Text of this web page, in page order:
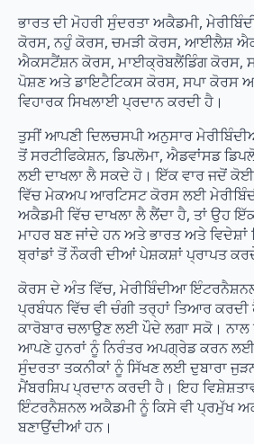
ਭਾਰਤ ਦੀ ਮੋਹਰੀ ਸੁੰਦਰਤਾ ਅਕੈਡਮੀ,
ਕੋਰਸ, ਨਹੁੰ ਕੋਰਸ, ਚਮੜੀ ਕੋਰਸ, ਆਈਲੈਸ਼
ਐਕਸਟੈਂਸ਼ਨ ਕੋਰਸ, ਮਾਈਕ੍ਰੋਬਲੈਂਡਿੰਗ ਕੋਰਸ,
ਪੋਸ਼ਣ ਅਤੇ ਡਾਇਟੈਟਿਕਸ ਕੋਰਸ, ਸਪਾ ਕੋਰਸ
ਵਿਹਾਰਕ ਸਿਖਲਾਈ ਪ੍ਰਦਾਨ ਕਰਦੀ ਹੈ।
ਤੁਸੀਂ ਆਪਣੀ ਦਿਲਚਸਪੀ ਅਨੁਸਾਰ
ਤੋਂ ਸਰਟੀਫਿਕੇਸ਼ਨ, ਡਿਪਲੋਮਾ, ਐਡਵਾਂਸਡ
ਲਈ ਦਾਖਲਾ ਲੈ ਸਕਦੇ ਹੋ। ਇੱਕ ਵਾਰ ਜਦੋਂ ਕੋਈ
ਵਿੱਚ ਮੇਕਅਪ ਆਰਟਿਸਟ ਕੋਰਸ ਲਈ
ਅਕੈਡਮੀ ਵਿੱਚ ਦਾਖਲਾ ਲੈ ਲੈਂਦਾ ਹੈ, ਤਾਂ ਉਹ
ਮਾਹਰ ਬਣ ਜਾਂਦੇ ਹਨ ਅਤੇ ਭਾਰਤ ਅਤੇ
ਬ੍ਰਾਂਡਾਂ ਤੋਂ ਨੌਕਰੀ ਦੀਆਂ ਪੇਸ਼ਕਸ਼ਾਂ ਪ੍ਰਾਪਤ
ਕੋਰਸ ਦੇ ਅੰਤ ਵਿੱਚ, ਮੇਰੀਬਿੰਦੀਆ
ਪ੍ਰਬੰਧਨ ਵਿੱਚ ਵੀ ਚੰਗੀ ਤਰ੍ਹਾਂ ਤਿਆਰ ਕਰਦੀ
ਕਾਰੋਬਾਰ ਚਲਾਉਣ ਲਈ ਪੌਦੇ ਲਗਾ ਸਕੋ। ਨਾਲ
ਆਪਣੇ ਹੁਨਰਾਂ ਨੂੰ ਨਿਰੰਤਰ ਅਪਗ੍ਰੇਡ ਕਰਨ ਲਈ
ਸੁੰਦਰਤਾ ਤਕਨੀਕਾਂ ਨੂੰ ਸਿੱਖਣ ਲਈ ਦੁਬਾਰਾ
ਮੈਂਬਰਸ਼ਿਪ ਪ੍ਰਦਾਨ ਕਰਦੀ ਹੈ। ਇਹ
ਇੰਟਰਨੈਸ਼ਨਲ ਅਕੈਡਮੀ ਨੂੰ ਕਿਸੇ ਵੀ ਪ੍ਰਮੁੱਖ
ਬਣਾਉਂਦੀਆਂ ਹਨ।